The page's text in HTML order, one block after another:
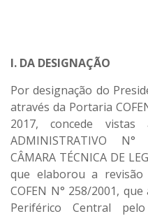
I. DA DESIGNAÇÃO
Por designação do
através da Portaria
2017, concede vistas
ADMINISTRATIVO
CÂMARA TÉCNICA DE
que elaborou a revisão
COFEN N° 258/2001,
Periférico Central